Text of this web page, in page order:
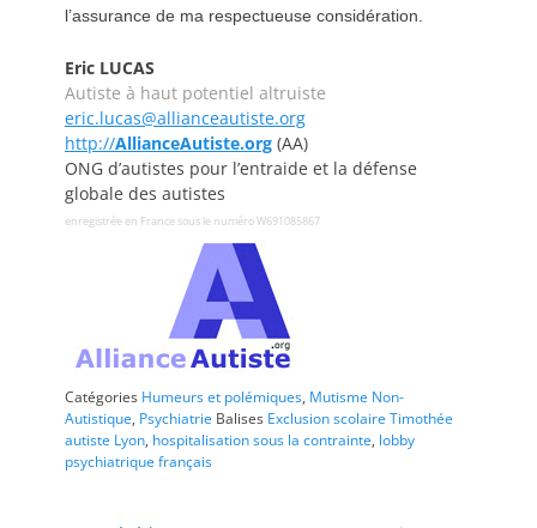
l’assurance de ma respectueuse considération.
Eric LUCAS
Autiste à haut potentiel altruiste
eric.lucas@allianceautiste.org
http://AllianceAutiste.org (AA)
ONG d’autistes pour l’entraide et la défense
globale des autistes
enregistrée en France sous le numéro W691085867
Catégories Humeurs et polémiques, Mutisme Non-
Autistique, Psychiatrie Balises Exclusion scolaire Timothée
autiste Lyon, hospitalisation sous la contrainte, lobby
psychiatrique français